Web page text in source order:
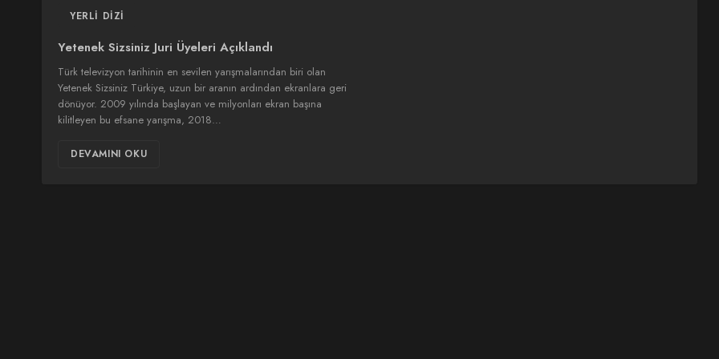
YERLI DIZI
Yetenek Sizsiniz Juri Üyeleri Açıklandı
Türk televizyon tarihinin en sevilen yarışmalarından biri olan
Yetenek Sizsiniz Türkiye, uzun bir aranın ardından ekranlara geri
dönüyor. 2009 yılında başlayan ve milyonları ekran başına
kilitleyen bu efsane yarışma, 2018…
DEVAMINI OKU